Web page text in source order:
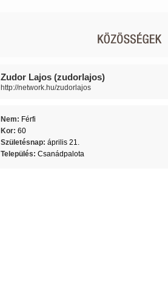
Zudor Lajos (zudorlajos)
http://network.hu/zudorlajos
Nem: Férfi
Kor: 60
Születésnap: április 21.
Település: Csanádpalota